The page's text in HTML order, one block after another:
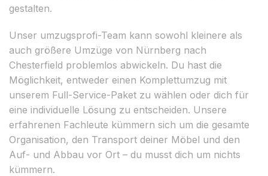
gestalten.
Unser umzugsprofi-Team kann sowohl kleinere als
auch größere Umzüge von Nürnberg nach
Chesterfield problemlos abwickeln. Du hast die
Möglichkeit, entweder einen Komplettumzug mit
unserem Full-Service-Paket zu wählen oder dich für
eine individuelle Lösung zu entscheiden. Unsere
erfahrenen Fachleute kümmern sich um die gesamte
Organisation, den Transport deiner Möbel und den
Auf- und Abbau vor Ort – du musst dich um nichts
kümmern.